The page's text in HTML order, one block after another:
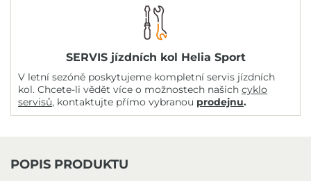
SERVIS jízdních kol Helia Sport
V letní sezóně poskytujeme kompletní servis jízdních
kol. Chcete-li vědět více o možnostech našich cyklo
servisů, kontaktujte přímo vybranou prodejnu.
POPIS PRODUKTU